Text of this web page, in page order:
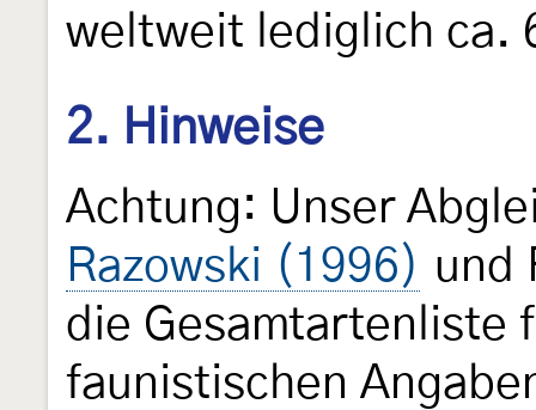
weltweit lediglich ca.
2. Hinweise
Achtung: Unser
Razowski (1996) und
die Gesamtartenliste
faunistischen